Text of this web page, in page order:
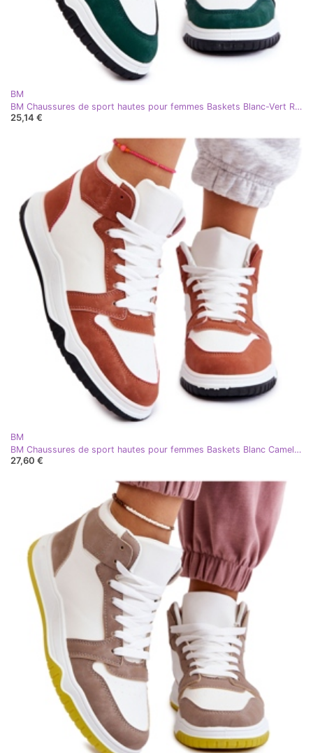
BM
BM Chaussures de sport hautes pour femmes Baskets Blanc-Vert Rumeur
25,14 €
BM
BM Chaussures de sport hautes pour femmes Baskets Blanc Camel Rumeur brun
27,60 €